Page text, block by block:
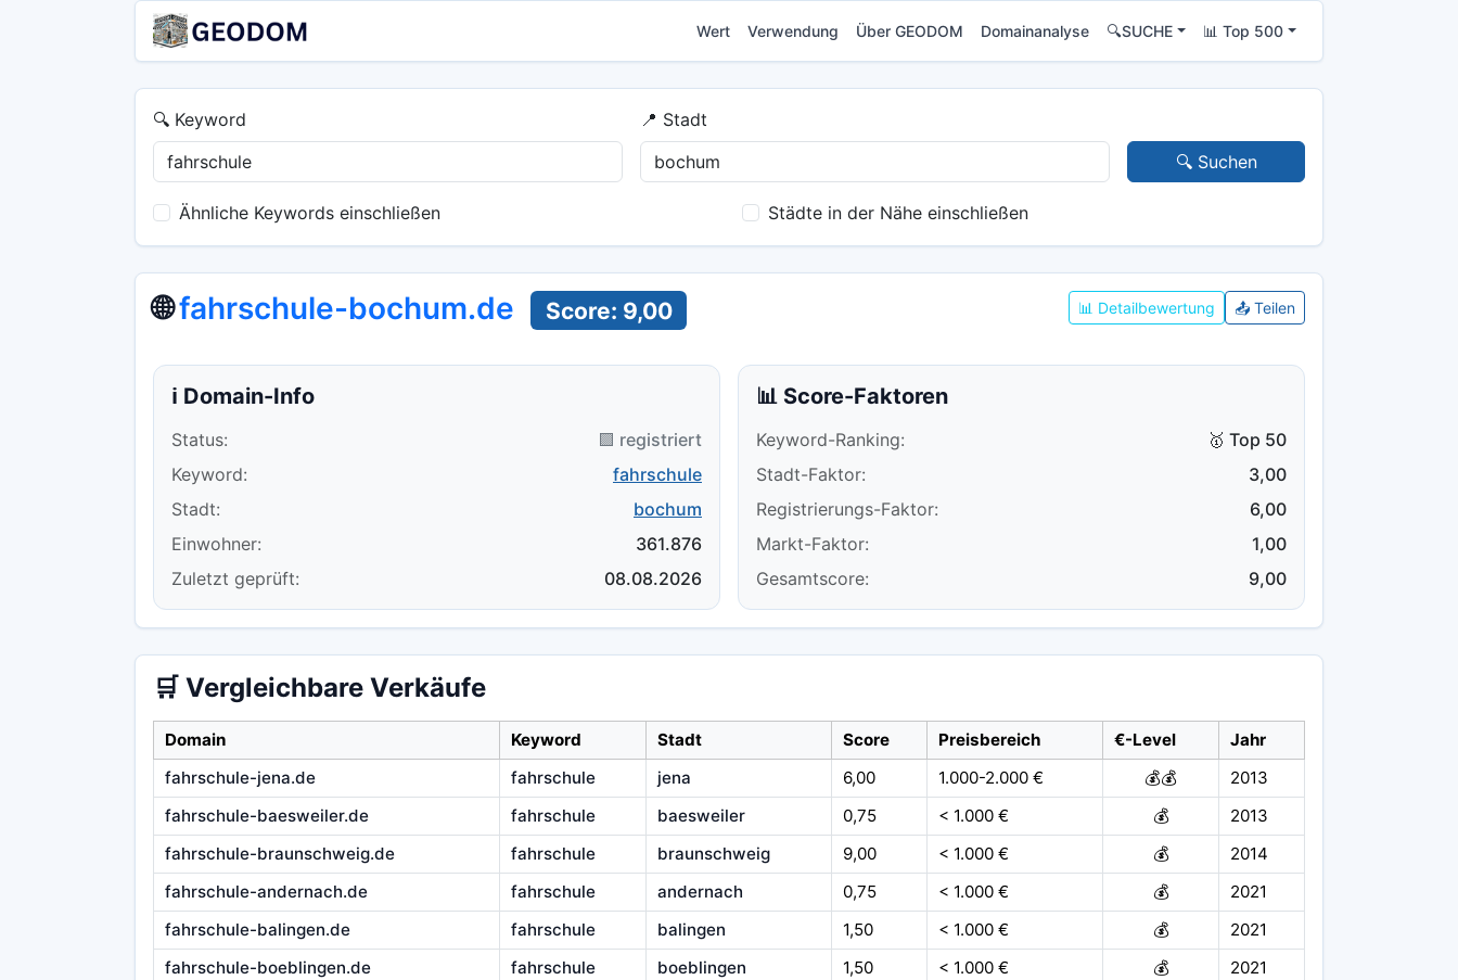
Wert Verwendung Über GEODOM Domainanalyse 🔍SUCHE 📊 Top 500
🔍 Keyword
📍 Stadt
🔍 Suchen
Ähnliche Keywords einschließen Städte in der Nähe einschließen
🌐fahrschule-bochum.de Score: 9,00 📊 Detailbewertung 📤 Teilen
ℹ️ Domain-Info
Status:
🟪 registriert
Keyword:
fahrschule
Stadt:
bochum
Einwohner:
361.876
Zuletzt geprüft:
08.08.2026
📊 Score-Faktoren
Keyword-Ranking:
🥇 Top 50
Stadt-Faktor:
3,00
Registrierungs-Faktor:
6,00
Markt-Faktor:
1,00
Gesamtscore:
9,00
🛒 Vergleichbare Verkäufe
Domain Keyword Stadt Score Preisbereich €-Level
Jahr
fahrschule-jena.de
fahrschule jena 6,00 1.000-2.000 € 💰💰
2013
fahrschule-baesweiler.de
fahrschule baesweiler 0,75 < 1.000 € 💰
2013
fahrschule-braunschweig.de
fahrschule braunschweig 9,00 < 1.000 € 💰
2014
fahrschule-andernach.de
fahrschule andernach 0,75 < 1.000 € 💰
2021
fahrschule-balingen.de
fahrschule balingen 1,50 < 1.000 € 💰
2021
fahrschule-boeblingen.de
fahrschule boeblingen 1,50 < 1.000 € 💰
2021